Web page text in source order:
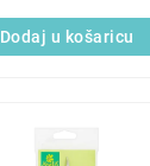
Dodaj u košaricu